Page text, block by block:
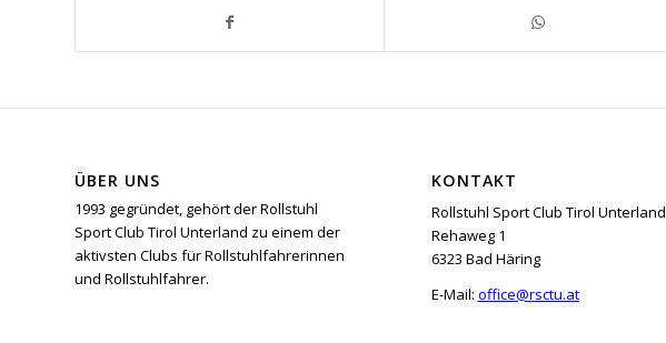
ÜBER UNS
1993 gegründet, gehört der Rollstuhl
Sport Club Tirol Unterland zu einem der
aktivsten Clubs für Rollstuhlfahrerinnen
und Rollstuhlfahrer.
KONTAKT
Rollstuhl Sport Club Tirol Unterland
Rehaweg 1
6323 Bad Häring
E-Mail: office@rsctu.at